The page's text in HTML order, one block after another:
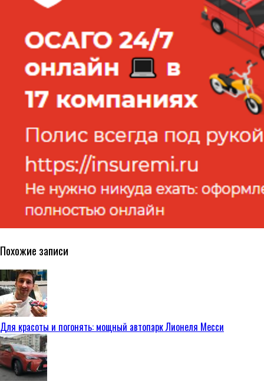
Похожие записи
Для красоты и погонять: мощный автопарк Лионеля Месси